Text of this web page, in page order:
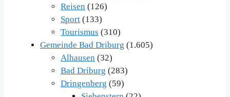
Reisen (126)
Sport (133)
Tourismus (310)
Gemeinde Bad Driburg (1.605)
Alhausen (32)
Bad Driburg (283)
Dringenberg (59)